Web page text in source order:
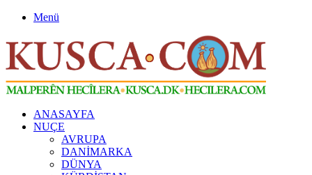
Menü
ANASAYFA
NUÇE
AVRUPA
DANİMARKA
DÜNYA